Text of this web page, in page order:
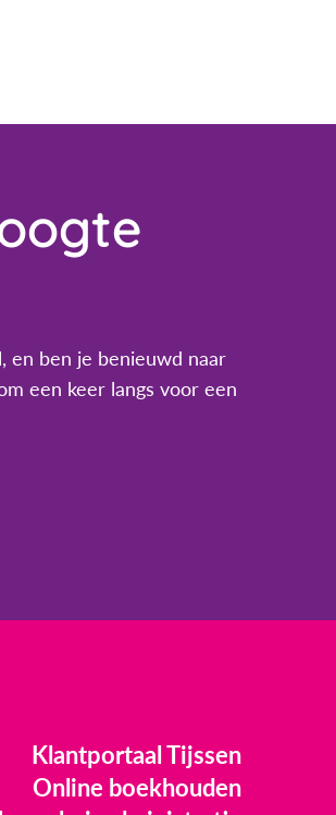
en ben je benieuwd naar
een keer langs voor een
Klantportaal Tijssen
Online boekhouden